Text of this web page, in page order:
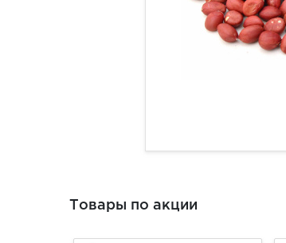
Товары по акции